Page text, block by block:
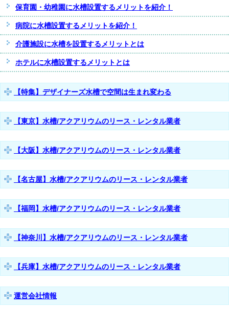
保育園・幼稚園に水槽設置するメリットを紹介！
病院に水槽設置するメリットを紹介！
介護施設に水槽を設置するメリットとは
ホテルに水槽設置するメリットとは
【特集】デザイナーズ水槽で空間は生まれ変わる
【東京】水槽/アクアリウムのリース・レンタル業者
【大阪】水槽/アクアリウムのリース・レンタル業者
【名古屋】水槽/アクアリウムのリース・レンタル業者
【福岡】水槽/アクアリウムのリース・レンタル業者
【神奈川】水槽/アクアリウムのリース・レンタル業者
【兵庫】水槽/アクアリウムのリース・レンタル業者
運営会社情報